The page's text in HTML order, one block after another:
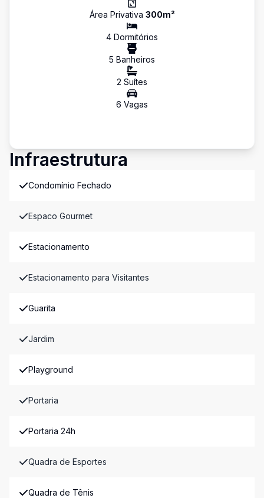
Área Privativa 300m²
4 Dormitórios
5 Banheiros
2 Suítes
6 Vagas
Infraestrutura
Condomínio Fechado
Espaco Gourmet
Estacionamento
Estacionamento para Visitantes
Guarita
Jardim
Playground
Portaria
Portaria 24h
Quadra de Esportes
Quadra de Tênis